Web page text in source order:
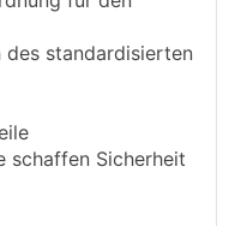
des standardisierten
schaffen Sicherheit